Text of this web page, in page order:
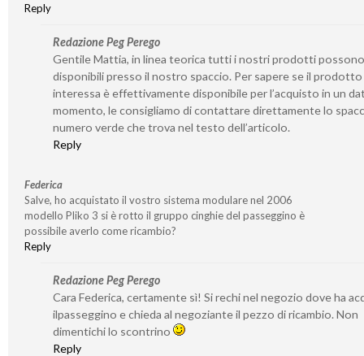
Reply
Redazione Peg Perego
Gentile Mattia, in linea teorica tutti i nostri prodotti
disponibili presso il nostro spaccio. Per sapere se il prodotto
interessa è effettivamente disponibile per l’acquisto in un
momento, le consigliamo di contattare direttamente lo
numero verde che trova nel testo dell’articolo.
Reply
Federica
Salve, ho acquistato il vostro sistema modulare nel 2006
modello Pliko 3 si è rotto il gruppo cinghie del passeggino è
possibile averlo come ricambio?
Reply
Redazione Peg Perego
Cara Federica, certamente sì! Si rechi nel negozio dove ha
ilpasseggino e chieda al negoziante il pezzo di ricambio. Non
dimentichi lo scontrino
Reply